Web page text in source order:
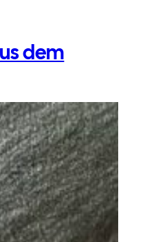
dem